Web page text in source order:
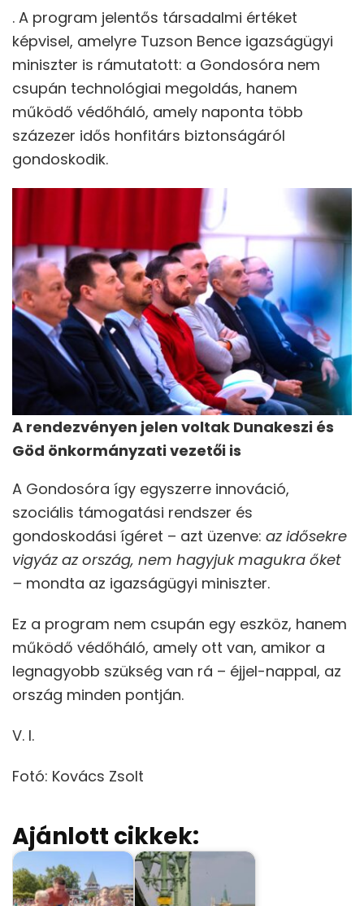
. A program jelentős társadalmi értéket
képvisel, amelyre Tuzson Bence igazságügyi
miniszter is rámutatott: a Gondosóra nem
csupán technológiai megoldás, hanem
működő védőháló, amely naponta több
százezer idős honfitárs biztonságáról
gondoskodik.
A rendezvényen jelen voltak Dunakeszi és
Göd önkormányzati vezetői is
A Gondosóra így egyszerre innováció,
szociális támogatási rendszer és
gondoskodási ígéret – azt üzenve: az idősekre
vigyáz az ország, nem hagyjuk magukra őket
– mondta az igazságügyi miniszter.
Ez a program nem csupán egy eszköz, hanem
működő védőháló, amely ott van, amikor a
legnagyobb szükség van rá – éjjel-nappal, az
ország minden pontján.
V. I.
Fotó: Kovács Zsolt
Ajánlott cikkek: